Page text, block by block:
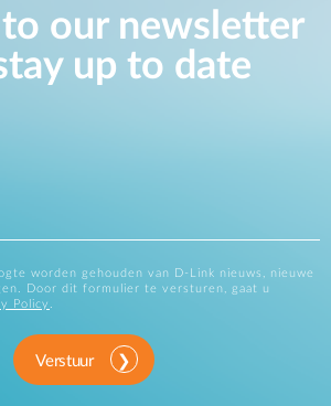
our newsletter
up to date
worden gehouden van D-Link nieuws, nieuwe
Door dit formulier te versturen, gaat u
Policy .
Verstuur